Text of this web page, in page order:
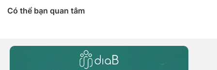
Có thể bạn quan tâm